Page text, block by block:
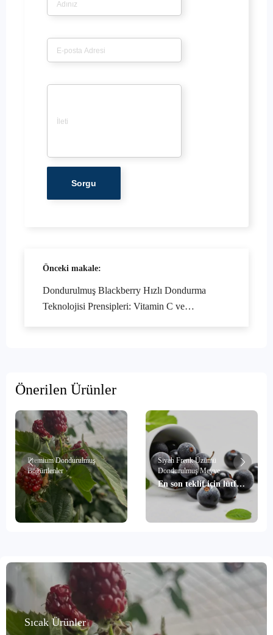
Önceki makale:
Dondurulmuş Blackberry Hızlı Dondurma
Teknolojisi Prensipleri: Vitamin C ve
Önerilen Ürünler
Premium Dondurulmuş
Böğürtlenler
Siyah Frenk Üzümü
Dondurulmuş Meyve
En son teklif için lütfen
bizimle iletişime geçin
Sıcak Ürünler